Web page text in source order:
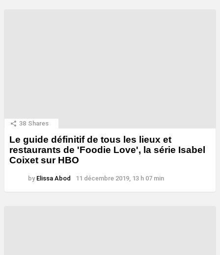
38 Shares
Le guide définitif de tous les lieux et
restaurants de 'Foodie Love', la série Isabel
Coixet sur HBO
by Elissa Abod 11 décembre 2019, 13 h 07 min